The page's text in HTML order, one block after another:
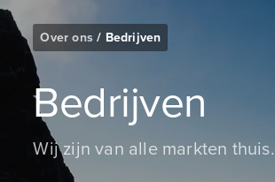
Over ons/ Bedrijven
Bedrijven
Wij zijn van alle markten thuis.